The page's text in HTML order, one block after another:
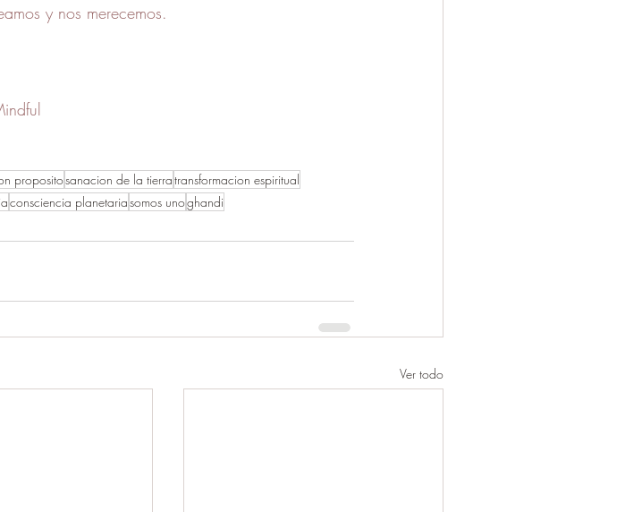
y nos merecemos.⁣
propositosanacion de la tierratransformacion espiritual
consciencia planetariasomos unoghandi
Ver todo